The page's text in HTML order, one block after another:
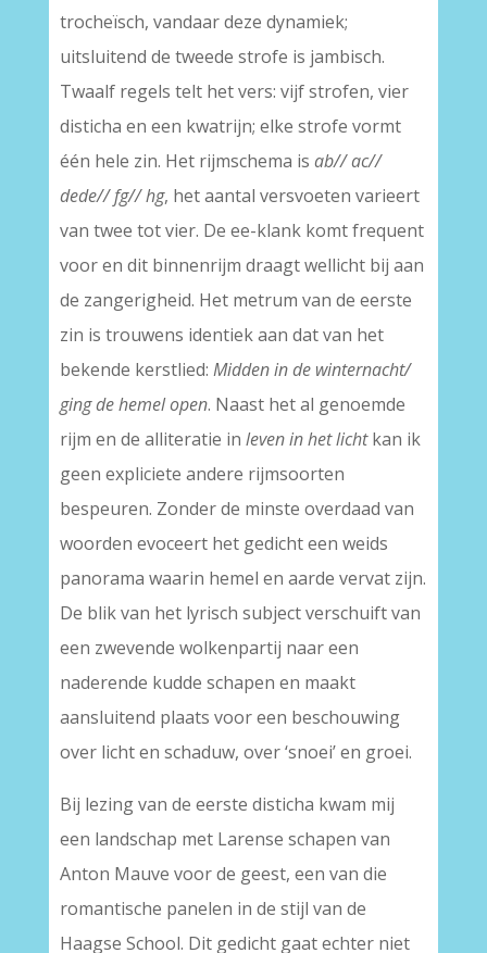
trocheïsch, vandaar deze dynamiek;
uitsluitend de tweede strofe is jambisch.
Twaalf regels telt het vers: vijf strofen, vier
disticha en een kwatrijn; elke strofe vormt
één hele zin. Het rijmschema is ab// ac//
dede// fg// hg, het aantal versvoeten varieert
van twee tot vier. De ee-klank komt frequent
voor en dit binnenrijm draagt wellicht bij aan
de zangerigheid. Het metrum van de eerste
zin is trouwens identiek aan dat van het
bekende kerstlied: Midden in de winternacht/
ging de hemel open. Naast het al genoemde
rijm en de alliteratie in leven in het lichtkan ik
geen expliciete andere rijmsoorten
bespeuren. Zonder de minste overdaad van
woorden evoceert het gedicht een weids
panorama waarin hemel en aarde vervat zijn.
De blik van het lyrisch subject verschuift van
een zwevende wolkenpartij naar een
naderende kudde schapen en maakt
aansluitend plaats voor een beschouwing
over licht en schaduw, over ‘snoei’ en groei.
Bij lezing van de eerste disticha kwam mij
een landschap met Larense schapen van
Anton Mauve voor de geest, een van die
romantische panelen in de stijl van de
Haagse School. Dit gedicht gaat echter niet